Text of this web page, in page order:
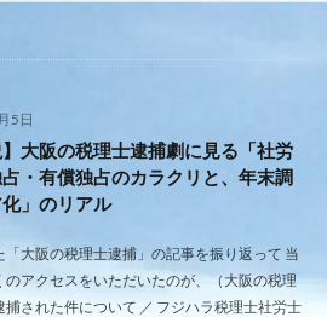
5日
】大阪の税理士逮捕劇に見る「社労
・有償独占のカラクリと、年末調
」のリアル
大阪の税理士逮捕」の記事を振り返って 当
アクセスをいただいたのが、（大阪の税理
された件について ／ フジハラ税理士社労士